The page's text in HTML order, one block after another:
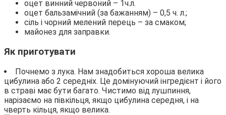
оцет винний червоний – 1ч.л.
оцет бальзамічний (за бажанням) – 0,5 ч. л.;
сіль і чорний мелений перець – за смаком;
майонез для заправки.
Як приготувати
Почнемо з лука. Нам знадобиться хороша велика
цибулина або 2 середніх. Це домінуючий інгредієнт і його
в страві має бути багато. Чистимо від лушпиння,
нарізаємо на півкільця, якщо цибулина середня, і на
чверть кільця, якщо велика.